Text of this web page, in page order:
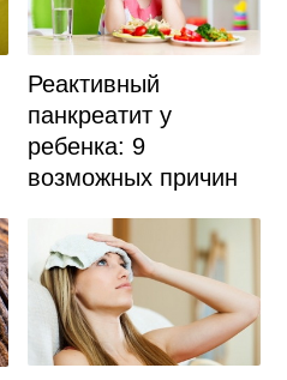
Реактивный
панкреатит у
ребенка: 9
возможных причин